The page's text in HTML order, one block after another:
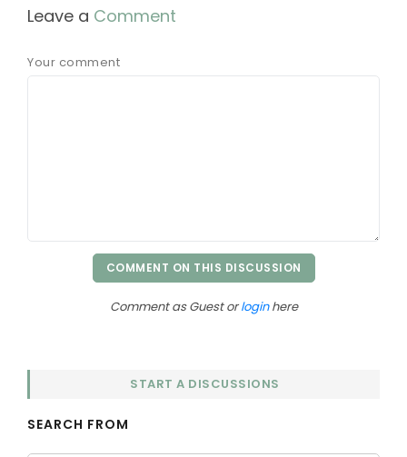
Leave a Comment
Your comment
COMMENT ON THIS DISCUSSION
Comment as Guest orloginhere
START A DISCUSSIONS
SEARCH FROM